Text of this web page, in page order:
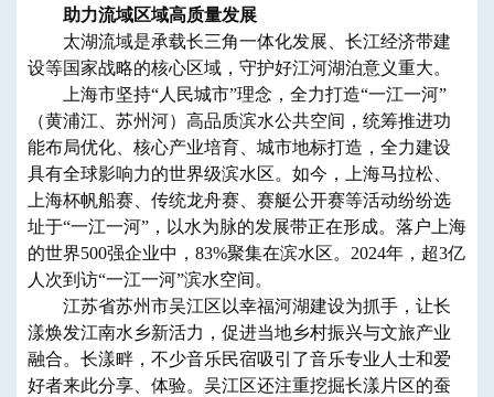
助力流域区域高质量发展
太湖流域是承载长三角一体化发展、长江经济带建
设等国家战略的核心区域，守护好江河湖泊意义重大。
上海市坚持“人民城市”理念，全力打造“一江一河”
（黄浦江、苏州河）高品质滨水公共空间，统筹推进功
能布局优化、核心产业培育、城市地标打造，全力建设
具有全球影响力的世界级滨水区。如今，上海马拉松、
上海杯帆船赛、传统龙舟赛、赛艇公开赛等活动纷纷选
址于“一江一河”，以水为脉的发展带正在形成。落户上海
的世界500强企业中，83%聚集在滨水区。2024年，超3亿
人次到访“一江一河”滨水空间。
江苏省苏州市吴江区以幸福河湖建设为抓手，让长
漾焕发江南水乡新活力，促进当地乡村振兴与文旅产业
融合。长漾畔，不少音乐民宿吸引了音乐专业人士和爱
好者来此分享、体验。吴江区还注重挖掘长漾片区的蚕